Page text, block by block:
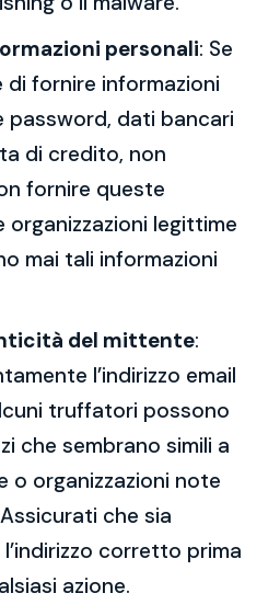
personali: Se
di fornire informazioni
password, dati bancari
di credito, non
fornire queste
organizzazioni legittime
mai tali informazioni
del mittente:
l’indirizzo email
truffatori possono
che sembrano simili a
o organizzazioni note
che sia
corretto prima
azione.